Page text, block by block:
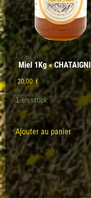
Miel 1Kg «
20,00€
1 en stock
Ajouter au panier